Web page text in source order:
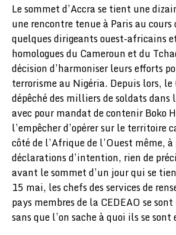
Le sommet d’Accra se tient une
une rencontre tenue à Paris au
quelques dirigeants ouest-africains
homologues du Cameroun et du
décision d’harmoniser leurs efforts
terrorisme au Nigéria. Depuis lors, le
dépêché des milliers de soldats dans
avec pour mandat de contenir Boko
l’empêcher d’opérer sur le territoire
côté de l’Afrique de l’Ouest même,
déclarations d’intention, rien de
avant le sommet d’un jour qui se
15 mai, les chefs des services de
pays membres de la CEDEAO se
sans que l’on sache à quoi ils se sont